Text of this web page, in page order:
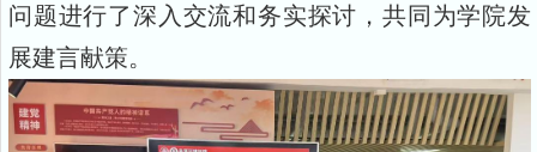
问题进行了深入交流和务实探讨，共同为学院发
展建言献策。